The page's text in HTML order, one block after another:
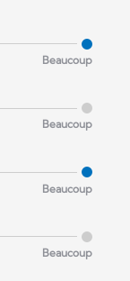
Beaucoup
Beaucoup
Beaucoup
Beaucoup